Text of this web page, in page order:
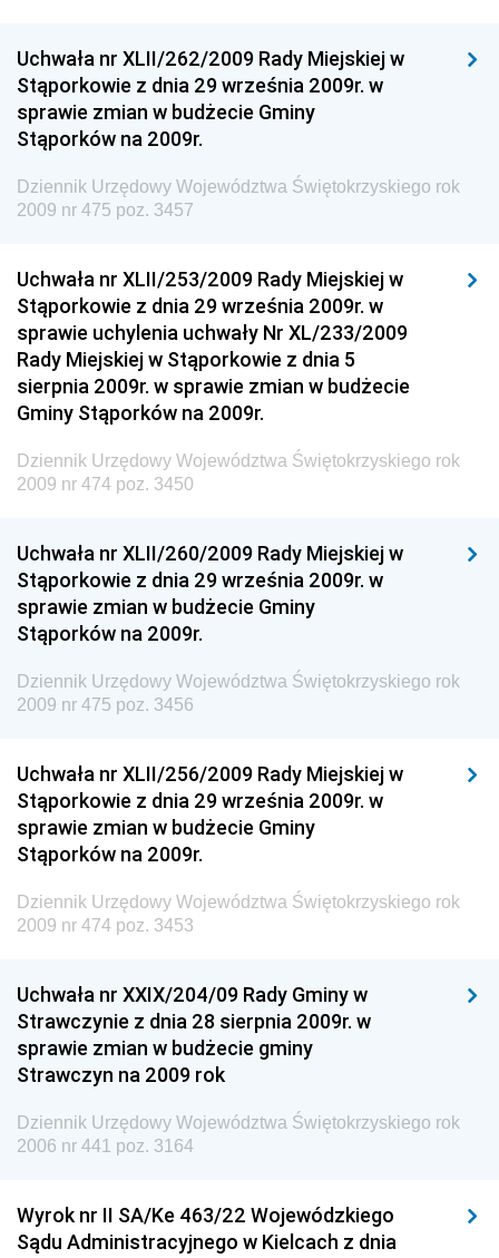
Dziennik Urzędowy Ministra Kultury, Dziedzictwa
Narodowego i Sportu
Dziennik Urzędowy Ministra Rodziny i Polityki
Społecznej
Dziennik Urzędowy Komendy Głównej Straży
Granicznej
Drogowego
Dziennik Urzędowy Narodowego Banku Polskiego
Dziennik Urzędowy Komendy Głównej Policji
Dziennik Urzędowy Ministra Pracy i Polityki
Społecznej
Dziennik Urzędowy Ministra Transportu, Budownictwa
i Gospodarki Morskiej
Dziennik Urzędowy Ministra Spraw Zagranicznych
Dziennik Urzędowy Centralnego Biura
Antykorupcyjnego
Wewnętrznego
Dziennik Urzędowy Urzędu Patentowego
Dziennik Urzędowy Generalnej Dyrekcji Dróg
Krajowych i Autostrad
Dziennik Urzędowy Ministra Środowiska
Dziennik Urzędowy Ministra Edukacji
Dziennik Urzędowy Ministra Przemysłu
Dziennik Urzędowy Ministra Finansów i Gospodarki
Dziennik Urzędowy Ministra do Spraw Unii
Dziennik Urzędowy Agencji Wywiadu
Uchwała nr XLII/262/2009 Rady Miejskiej w
Stąporkowie z dnia 29 września 2009r. w
sprawie zmian w budżecie Gminy
Stąporków na 2009r.
Dziennik Urzędowy Województwa Świętokrzyskiego rok
2009 nr 475 poz. 3457
Uchwała nr XLII/253/2009 Rady Miejskiej w
Stąporkowie z dnia 29 września 2009r. w
sprawie uchylenia uchwały Nr XL/233/2009
Rady Miejskiej w Stąporkowie z dnia 5
sierpnia 2009r. w sprawie zmian w budżecie
Gminy Stąporków na 2009r.
Dziennik Urzędowy Województwa Świętokrzyskiego rok
2009 nr 474 poz. 3450
Uchwała nr XLII/260/2009 Rady Miejskiej w
Stąporkowie z dnia 29 września 2009r. w
sprawie zmian w budżecie Gminy
Stąporków na 2009r.
Dziennik Urzędowy Województwa Świętokrzyskiego rok
2009 nr 475 poz. 3456
Uchwała nr XLII/256/2009 Rady Miejskiej w
Stąporkowie z dnia 29 września 2009r. w
sprawie zmian w budżecie Gminy
Stąporków na 2009r.
Dziennik Urzędowy Województwa Świętokrzyskiego rok
2009 nr 474 poz. 3453
Uchwała nr XXIX/204/09 Rady Gminy w
Strawczynie z dnia 28 sierpnia 2009r. w
sprawie zmian w budżecie gminy
Strawczyn na 2009 rok
Dziennik Urzędowy Województwa Świętokrzyskiego rok
2006 nr 441 poz. 3164
Wyrok nr II SA/Ke 463/22 Wojewódzkiego
Sądu Administracyjnego w Kielcach z dnia